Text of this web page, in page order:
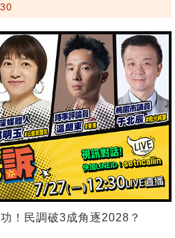
！民調破3成角逐2028？